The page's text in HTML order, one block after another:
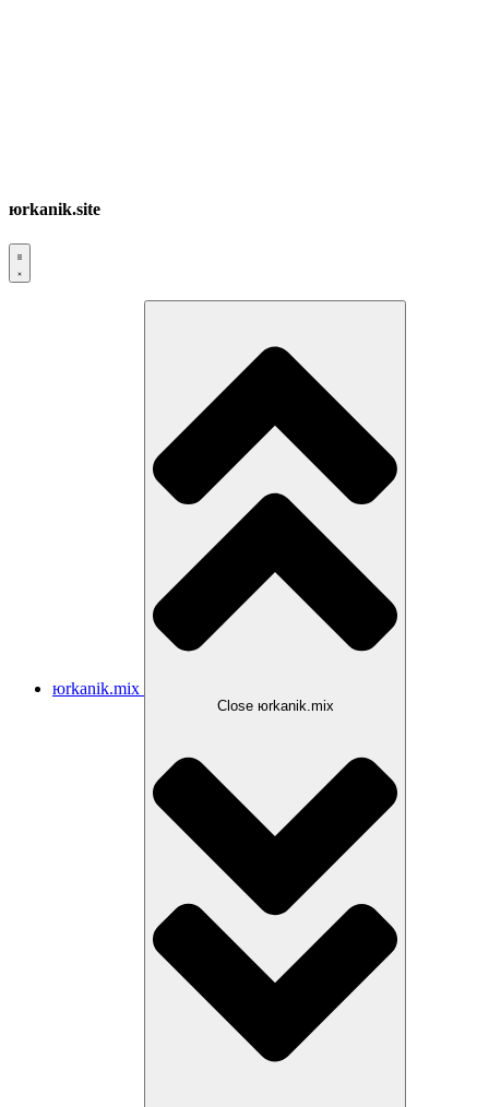
юrkanik.site
юrkanik.mix
Close юrkanik.mix